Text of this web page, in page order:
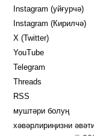
Instagram (уйғурчә)
Instagram (Кирилчә)
X (Twitter)
YouTube
Telegram
Threads
RSS
муштәри болуң
хәвәрлириңизни